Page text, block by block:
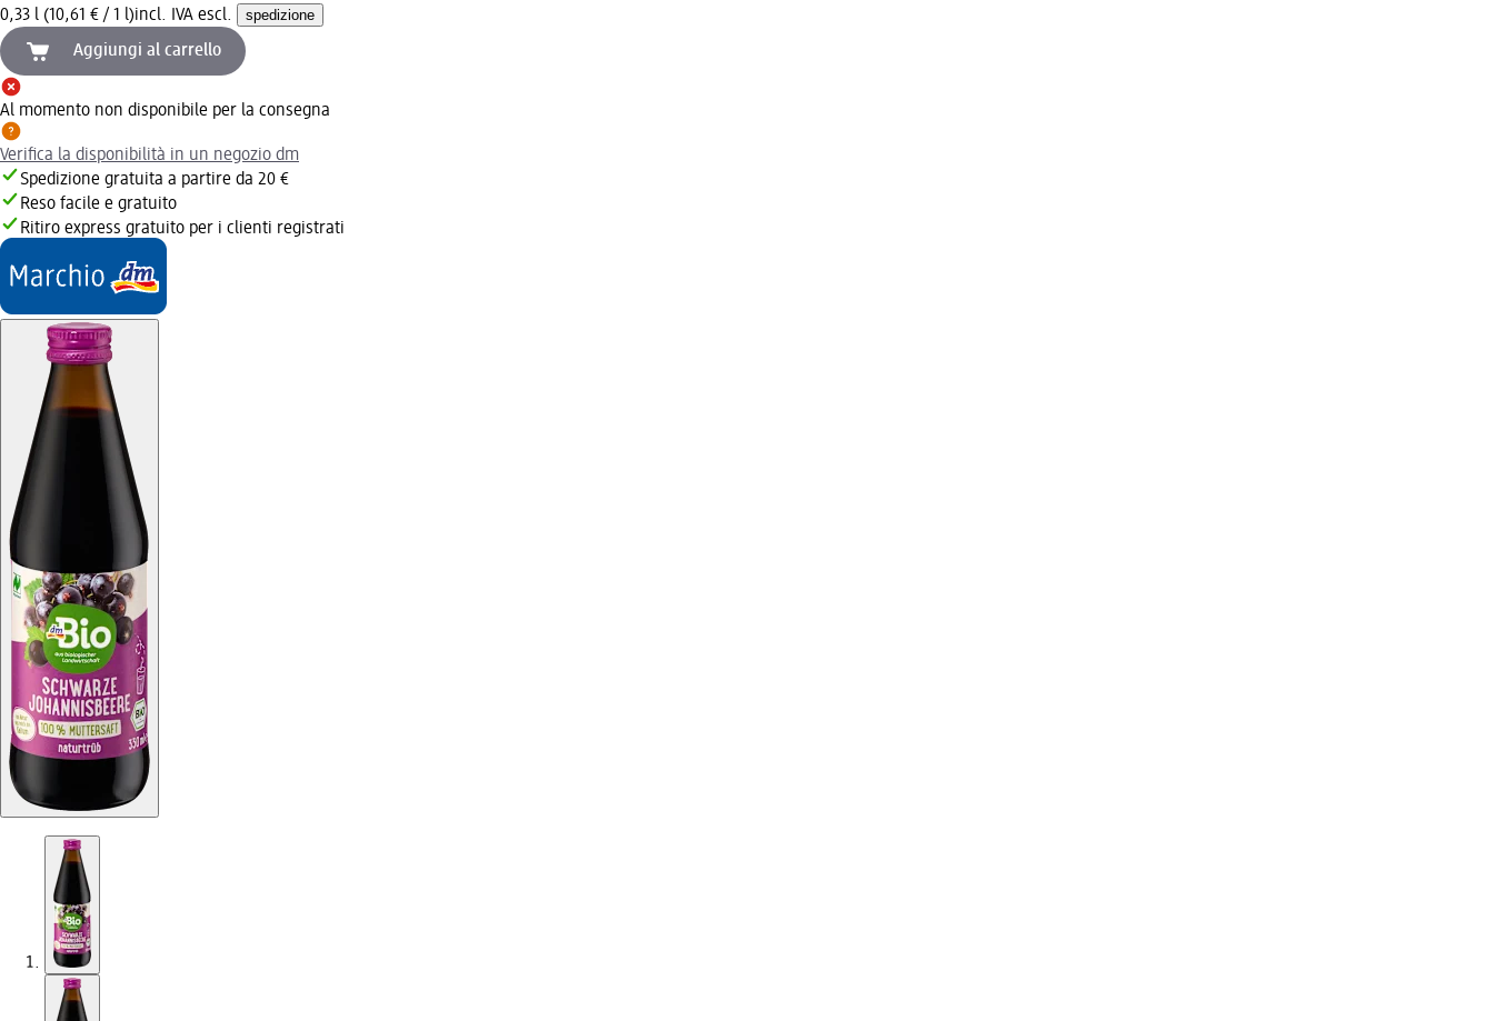
0,33 l (10,61 € / 1 l)incl. IVA escl. spedizione
Aggiungi al carrello
Al momento non disponibile per la consegna
Verifica la disponibilità in un negozio dm
Spedizione gratuita a partire da 20 €
Reso facile e gratuito
Ritiro express gratuito per i clienti registrati